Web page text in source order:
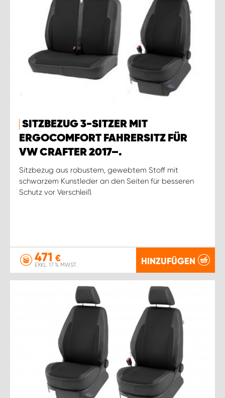
SITZBEZUG 3-SITZER MIT
ERGOCOMFORT FAHRERSITZ FÜR
VW CRAFTER 2017–.
Sitzbezug aus robustem, gewebtem Stoff mit
schwarzem Kunstleder an den Seiten für besseren
Schutz vor Verschleiß
471 €
EXKL. 17 % MWST. HINZUFÜGEN